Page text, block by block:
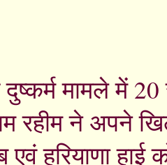
दुष्कर्म मामले में
रहीम ने अपने
हरियाणा